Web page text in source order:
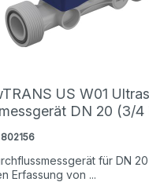
US W01
DN 20 (3/4
802156
für DN
Erfassung von ...